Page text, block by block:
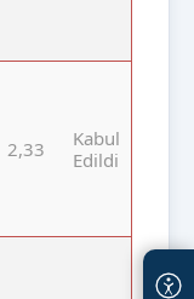
2,33
Kabul
Edildi